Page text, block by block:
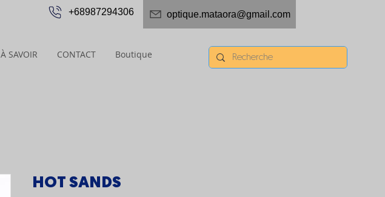
+68987294306 optique.mataora@gmail.com
À SAVOIR CONTACT Boutique
HOT SANDS